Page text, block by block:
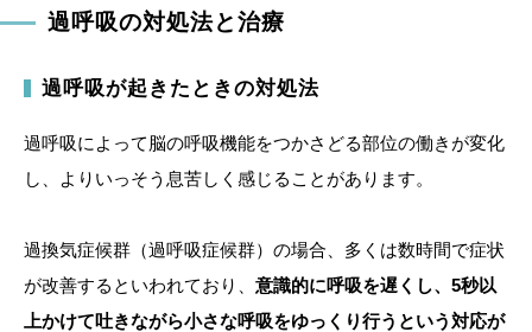
過呼吸の対処法と治療
過呼吸が起きたときの対処法
過呼吸によって脳の呼吸機能をつかさどる部位の働きが変化
し、よりいっそう息苦しく感じることがあります。
過換気症候群（過呼吸症候群）の場合、多くは数時間で症状
が改善するといわれており、 意識的に呼吸を遅くし、5秒以
上かけて吐きながら小さな呼吸をゆっくり行うという対応が